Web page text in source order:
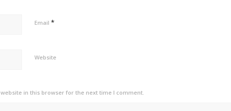
Email *
Website
in this browser for the next time I comment.